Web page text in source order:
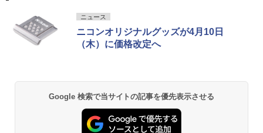
ニュース
ニコンオリジナルグッズが4月10日
（木）に価格改定へ
Google 検索で当サイトの記事を優先表示させる